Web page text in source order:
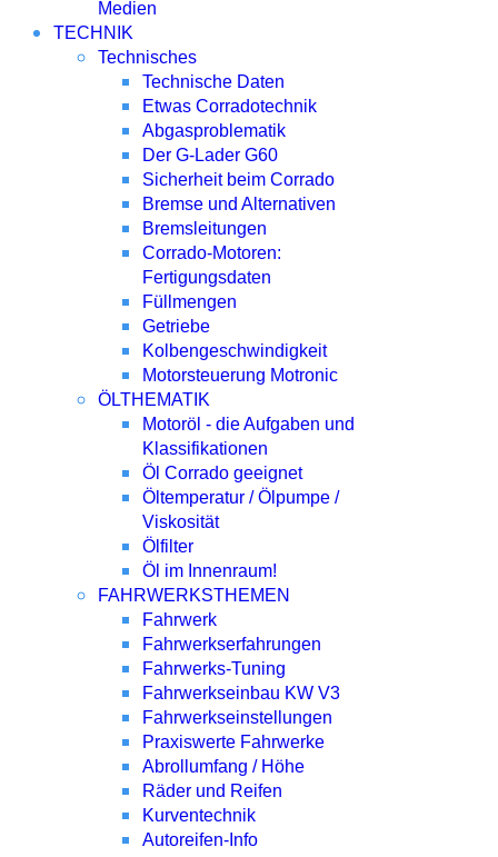
Medien
TECHNIK
Technisches
Technische Daten
Etwas Corradotechnik
Abgasproblematik
Der G-Lader G60
Sicherheit beim Corrado
Bremse und Alternativen
Bremsleitungen
Corrado-Motoren:
Fertigungsdaten
Füllmengen
Getriebe
Kolbengeschwindigkeit
Motorsteuerung Motronic
ÖLTHEMATIK
Motoröl - die Aufgaben und
Klassifikationen
Öl Corrado geeignet
Öltemperatur / Ölpumpe /
Viskosität
Ölfilter
Öl im Innenraum!
FAHRWERKSTHEMEN
Fahrwerk
Fahrwerkserfahrungen
Fahrwerks-Tuning
Fahrwerkseinbau KW V3
Fahrwerkseinstellungen
Praxiswerte Fahrwerke
Abrollumfang / Höhe
Räder und Reifen
Kurventechnik
Autoreifen-Info